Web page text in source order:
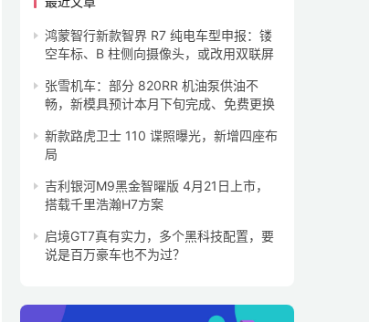
鸿蒙智行新款智界 R7 纯电车型申报：镂
空车标、B 柱侧向摄像头，或改用双联屏
张雪机车：部分 820RR 机油泵供油不
畅，新模具预计本月下旬完成、免费更换
新款路虎卫士 110 谍照曝光，新增四座布
局
吉利银河M9黑金智曜版 4月21日上市，
搭载千里浩瀚H7方案
启境GT7真有实力，多个黑科技配置，要
说是百万豪车也不为过？